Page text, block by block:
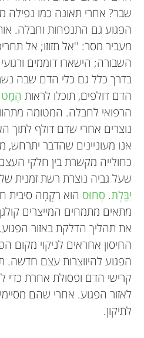
שבר? אחרי תאונה כמו נפילה
הפגוע גם התנפחות וחבלה.
מעביר מסר: ''אל תזוזו; אל
השבורה; הישארו דוממים
בדרך כלל גם כלי הדם שבה
הדם דולפים, תוכלו לראות
הרפואי לחבלה. המטומה
נוצרים אחרי שדם דולף לתוך
אנו מעוניינים שהדבר
כחולייה מקשרת בין חלקי
שעל גביה נוצרת רשת זמנית
יַבֶּלֶת. סְחוּס הוא רִקְמָה סיבית
מתאים מתמחים המייצרים
את תהליך הדלקת באזור
החיסון אחראים לניקוי מקום
הפגוע להיווצרות עצם חדשה.
קרישי הדם ופסולת אחרת כדי
לאזור הפגוע. אחרי שהם
לתיקון.